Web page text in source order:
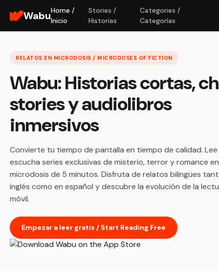
WabuHome /
Inicio
Stories /
Historias
Categories /
Categorías
RELATOS EN MICRODOSIS / MICRODOSES OF FICTION
Wabu: Historias cortas,
stories y audiolibros
inmersivos
Convierte tu tiempo de pantalla en tiempo de calidad.
escucha series exclusivas de misterio, terror y romance en
microdosis de 5 minutos. Disfruta de relatos bilingües
inglés como en español y descubre la evolución de la
móvil.
Empezar a leer gratis / Start Reading Free